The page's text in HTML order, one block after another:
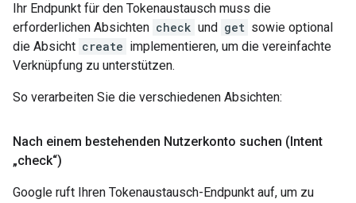
Ihr Endpunkt für den Tokenaustausch muss die
erforderlichen Absichten check und get sowie optional
die Absicht create implementieren, um die vereinfachte
Verknüpfung zu unterstützen.
So verarbeiten Sie die verschiedenen Absichten:
Nach einem bestehenden Nutzerkonto suchen (Intent
„check“)
Google ruft Ihren Tokenaustausch-Endpunkt auf, um zu